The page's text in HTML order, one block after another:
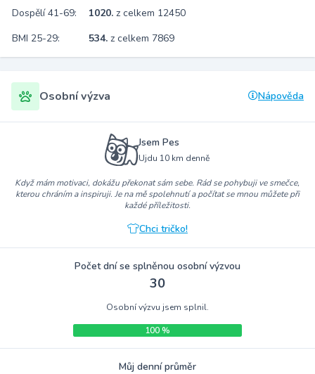
Dospělí 41-69:
1020. z celkem 12450
BMI 25-29:
534. z celkem 7869
Osobní výzva Nápověda
Jsem Pes
Ujdu 10 km denně
Když mám motivaci, dokážu překonat sám sebe. Rád se pohybuji ve smečce,
kterou chráním a inspiruji. Je na mě spolehnutí a počítat se mnou můžete při
každé příležitosti.
Chci tričko!
Počet dní se splněnou osobní výzvou
30
Osobní výzvu jsem splnil.
100 %
Můj denní průměr